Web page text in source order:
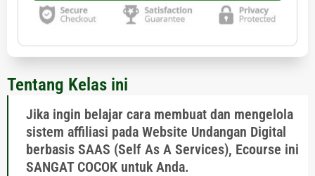
Tentang Kelas ini
Jika ingin belajar cara membuat dan mengelola
sistem affiliasi pada Website Undangan Digital
berbasis SAAS (Self As A Services), Ecourse ini
SANGAT COCOK untuk Anda.